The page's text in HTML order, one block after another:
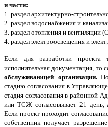
и части:
1. раздел архитектурно-
2. раздел водоснабжения и
3. раздел отопления и вентиляции
4. раздел электроосвещения и
Если для разработки проекта
исполнительная документация, то
обслуживающей организации.
стадию согласования в
стадия согласования в районной
или ТСЖ согласовывает 21 день,
Если проект проходит
собственник получает